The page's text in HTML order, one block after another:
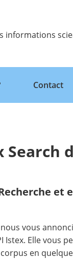
informations
Contact
et
vous
Istex. Elle vous
en